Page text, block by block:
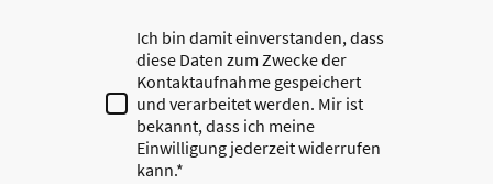
Ich bin damit einverstanden, dass
diese Daten zum Zwecke der
Kontaktaufnahme gespeichert
und verarbeitet werden. Mir ist
bekannt, dass ich meine
Einwilligung jederzeit widerrufen
kann.*